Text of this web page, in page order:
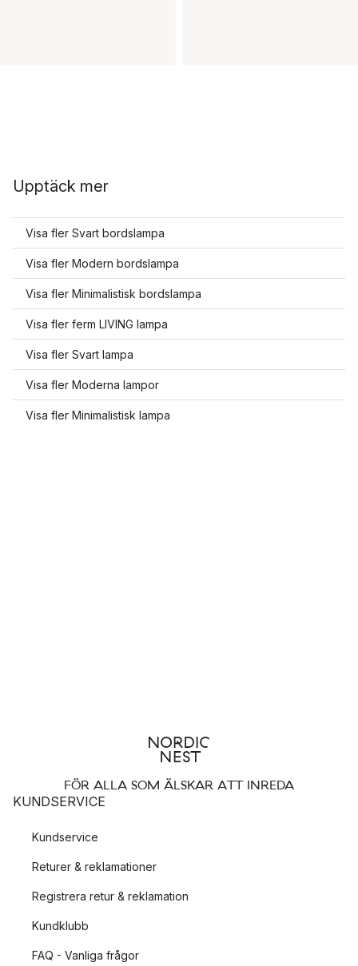
Upptäck mer
Visa fler Svart bordslampa
Visa fler Modern bordslampa
Visa fler Minimalistisk bordslampa
Visa fler ferm LIVING lampa
Visa fler Svart lampa
Visa fler Moderna lampor
Visa fler Minimalistisk lampa
FÖR ALLA SOM ÄLSKAR ATT INREDA
KUNDSERVICE
Kundservice
Returer & reklamationer
Registrera retur & reklamation
Kundklubb
FAQ - Vanliga frågor